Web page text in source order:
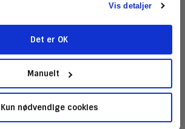
Vis detaljer
Det er OK
Manuelt
Kun nødvendige cookies
Tilmeld